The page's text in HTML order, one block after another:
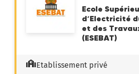
Ecole
d’Electricité
et des
(ESEBAT)
Etablissement privé